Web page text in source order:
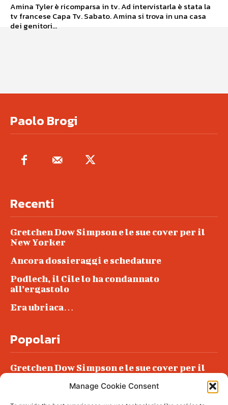
Manage Cookie Consent
Amina Tyler è ricomparsa in tv. Ad intervistarla è stata la
tv francese Capa Tv. Sabato. Amina si trova in una casa
dei genitori...
Paolo Brogi
Recenti
Gretchen Dow Simpson e le sue cover per il
New Yorker
Ancora dossieraggi e schedature
Podlech, il Cile lo ha condannato
all’ergastolo
Era ubriaca…
Popolari
Gretchen Dow Simpson e le sue cover per il